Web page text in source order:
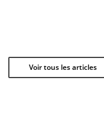
Voir tous les articles